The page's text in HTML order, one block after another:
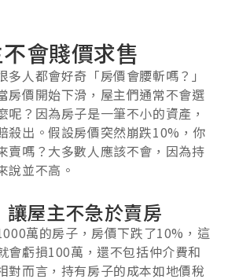
會賤價求售
多人都會好奇「房價會腰斬嗎？」
房價開始下滑，屋主們通常不會選
呢？因為房子是一筆不小的資產，
殺出。假設房價突然崩跌10%，你
賣嗎？大多數人應該不會，因為持
說並不高。
屋主不急於賣房
萬的房子，房價下跌了10%，這
會虧損100萬，還不包括仲介費和
對而言，持有房子的成本如地價稅